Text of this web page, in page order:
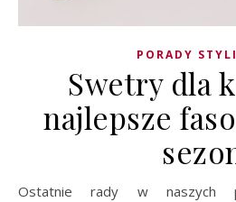
PORADY
Swetry dla
najlepsze
Ostatnie rady w naszych postach o swetrach